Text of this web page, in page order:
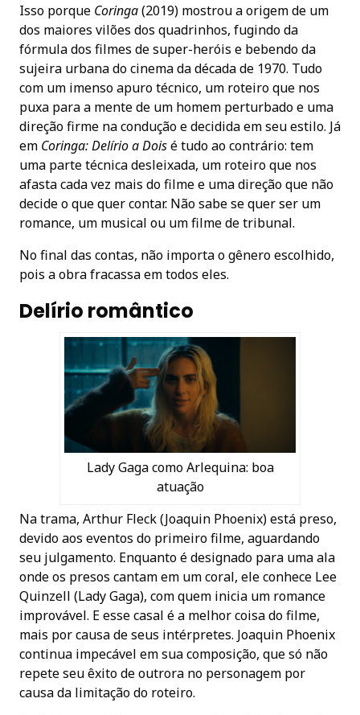
Isso porque Coringa(2019) mostrou a origem de um
dos maiores vilões dos quadrinhos, fugindo da
fórmula dos filmes de super-heróis e bebendo da
sujeira urbana do cinema da década de 1970. Tudo
com um imenso apuro técnico, um roteiro que nos
puxa para a mente de um homem perturbado e uma
direção firme na condução e decidida em seu estilo. Já
em Coringa: Delírio a Doisé tudo ao contrário: tem
uma parte técnica desleixada, um roteiro que nos
afasta cada vez mais do filme e uma direção que não
decide o que quer contar. Não sabe se quer ser um
romance, um musical ou um filme de tribunal.
No final das contas, não importa o gênero escolhido,
pois a obra fracassa em todos eles.
Delírio romântico
Lady Gaga como Arlequina: boa
atuação
Na trama, Arthur Fleck (Joaquin Phoenix) está preso,
devido aos eventos do primeiro filme, aguardando
seu julgamento. Enquanto é designado para uma ala
onde os presos cantam em um coral, ele conhece Lee
Quinzell (Lady Gaga), com quem inicia um romance
improvável. E esse casal é a melhor coisa do filme,
mais por causa de seus intérpretes. Joaquin Phoenix
continua impecável em sua composição, que só não
repete seu êxito de outrora no personagem por
causa da limitação do roteiro.